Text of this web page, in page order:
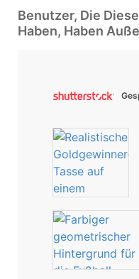
Benutzer, Die
Haben, Haben